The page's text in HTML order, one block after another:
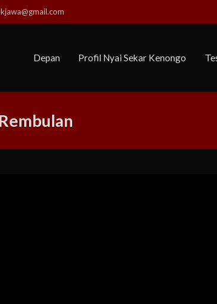
Depan Profil Nyai Sekar Kenongo